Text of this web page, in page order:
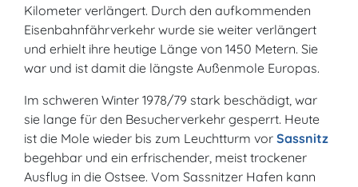
Kilometer verlängert. Durch den aufkommenden
Eisenbahnfährverkehr wurde sie weiter verlängert
und erhielt ihre heutige Länge von 1450 Metern. Sie
war und ist damit die längste Außenmole Europas.
Im schweren Winter 1978/79 stark beschädigt, war
sie lange für den Besucherverkehr gesperrt. Heute
ist die Mole wieder bis zum Leuchtturm vor Sassnitz
begehbar und ein erfrischender, meist trockener
Ausflug in die Ostsee. Vom Sassnitzer Hafen kann